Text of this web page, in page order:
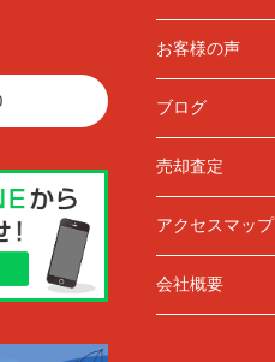
お客様の声
ブログ
売却査定
アクセスマップ
会社概要